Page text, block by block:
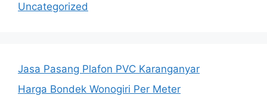
Uncategorized
Jasa Pasang Plafon PVC Karanganyar
Harga Bondek Wonogiri Per Meter